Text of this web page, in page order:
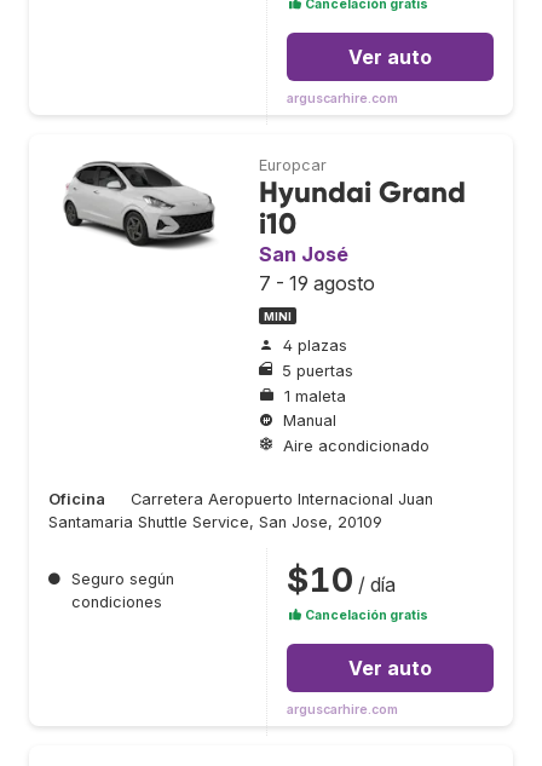
Cancelación gratis
Ver auto
arguscarhire.com
Europcar
Hyundai Grand
i10
San José
7 - 19 agosto
MINI
4 plazas
5 puertas
1 maleta
Manual
Aire acondicionado
Oficina
Carretera Aeropuerto Internacional Juan
Santamaria Shuttle Service, San Jose, 20109
● Seguro según
condiciones
$10 / día
Cancelación gratis
Ver auto
arguscarhire.com